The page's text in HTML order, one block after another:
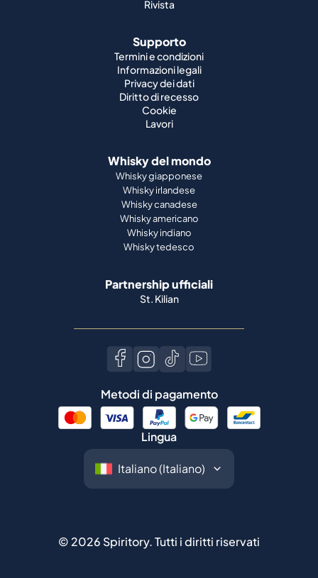
Rivista
Supporto
Termini e condizioni
Informazioni legali
Privacy dei dati
Diritto di recesso
Cookie
Lavori
Whisky del mondo
Whisky giapponese
Whisky irlandese
Whisky canadese
Whisky americano
Whisky indiano
Whisky tedesco
Partnership ufficiali
St. Kilian
Metodi di pagamento
Lingua
©2026 Spiritory.Tutti i diritti riservati